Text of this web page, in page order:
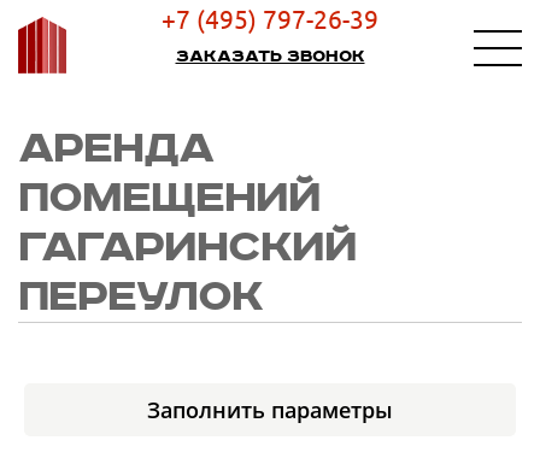
+7 (495) 797-26-39
Заказать звонок
АРЕНДА
ПОМЕЩЕНИЙ
ГАГАРИНСКИЙ
ПЕРЕУЛОК
Заполнить параметры